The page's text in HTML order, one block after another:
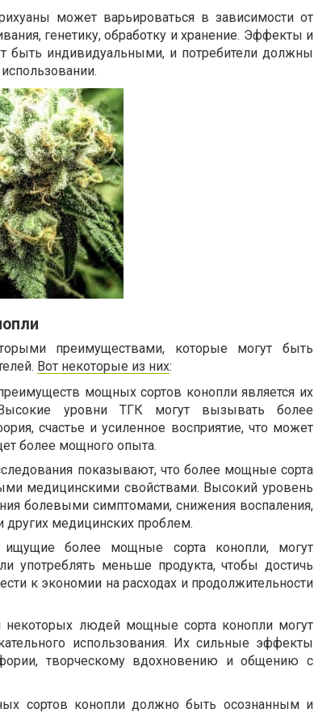
может варьироваться в зависимости от
генетику, обработку и хранение. Эффекты и
быть индивидуальными, и потребители должны
преимуществами, которые могут быть
Вот некоторые из них:
мощных сортов конопли является их
уровни ТГК могут вызывать более
счастье и усиленное восприятие, что может
более мощного опыта.
показывают, что более мощные сорта
медицинскими свойствами. Высокий уровень
болевыми симптомами, снижения воспаления,
других медицинских проблем.
ищущие более мощные сорта конопли, могут
употреблять меньше продукта, чтобы достичь
к экономии на расходах и продолжительности
некоторых людей мощные сорта конопли могут
использования. Их сильные эффекты
творческому вдохновению и общению с
сортов конопли должно быть осознанным и